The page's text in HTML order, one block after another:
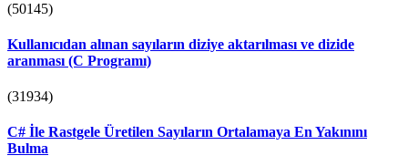
(50145)
Kullanıcıdan alınan sayıların diziye aktarılması ve dizide
aranması (C Programı)
(31934)
C# İle Rastgele Üretilen Sayıların Ortalamaya En Yakınını
Bulma